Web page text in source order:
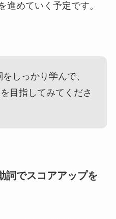
進めていく予定です。
しっかり学んで、
目指してみてくださ
でスコアアップを